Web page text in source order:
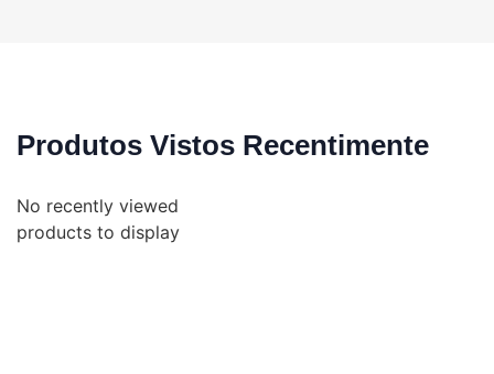
Produtos Vistos Recentimente
No recently viewed
products to display